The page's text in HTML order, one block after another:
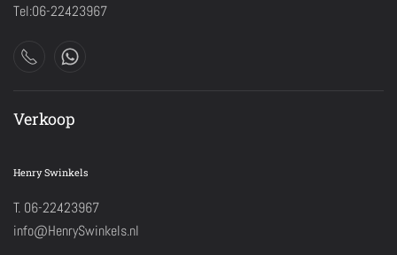
Tel:06-22423967
Verkoop
Henry Swinkels
T. 06-22423967
info@HenrySwinkels.nl